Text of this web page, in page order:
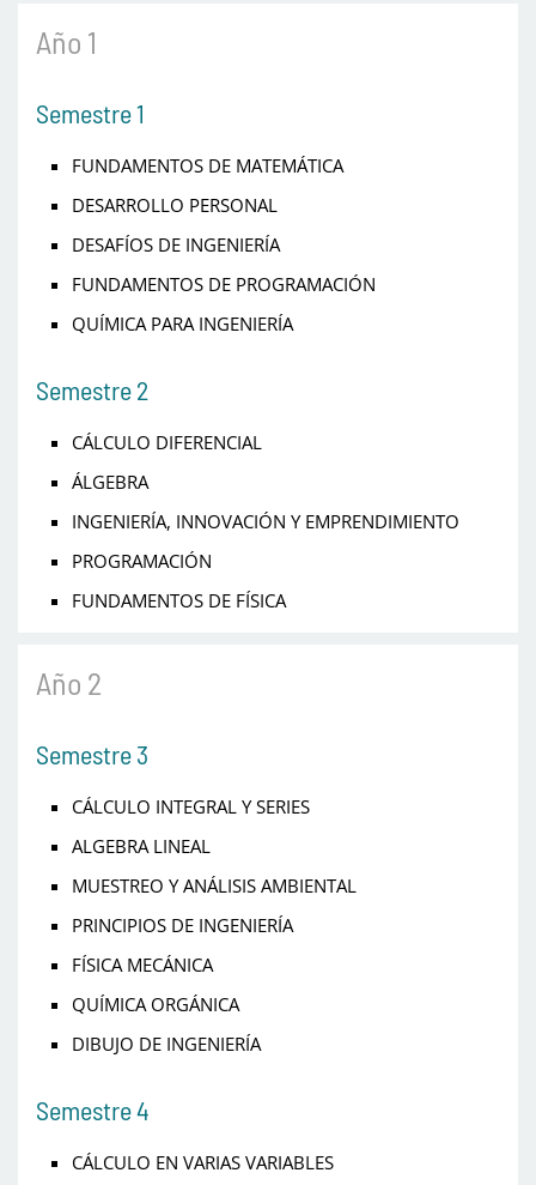
Año 1
Semestre 1
FUNDAMENTOS DE MATEMÁTICA
DESARROLLO PERSONAL
DESAFÍOS DE INGENIERÍA
FUNDAMENTOS DE PROGRAMACIÓN
QUÍMICA PARA INGENIERÍA
Semestre 2
CÁLCULO DIFERENCIAL
ÁLGEBRA
INGENIERÍA, INNOVACIÓN Y EMPRENDIMIENTO
PROGRAMACIÓN
FUNDAMENTOS DE FÍSICA
Año 2
Semestre 3
CÁLCULO INTEGRAL Y SERIES
ALGEBRA LINEAL
MUESTREO Y ANÁLISIS AMBIENTAL
PRINCIPIOS DE INGENIERÍA
FÍSICA MECÁNICA
QUÍMICA ORGÁNICA
DIBUJO DE INGENIERÍA
Semestre 4
CÁLCULO EN VARIAS VARIABLES